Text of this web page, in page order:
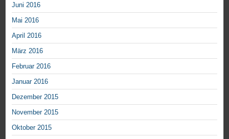
Juni 2016
Mai 2016
April 2016
März 2016
Februar 2016
Januar 2016
Dezember 2015
November 2015
Oktober 2015